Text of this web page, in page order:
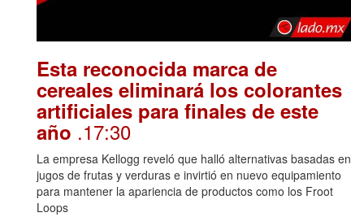
Esta reconocida marca de
cereales eliminará los colorantes
artificiales para finales de este
año .17:30
La empresa Kellogg reveló que halló alternativas basadas en
jugos de frutas y verduras e invirtió en nuevo equipamiento
para mantener la apariencia de productos como los Froot
Loops